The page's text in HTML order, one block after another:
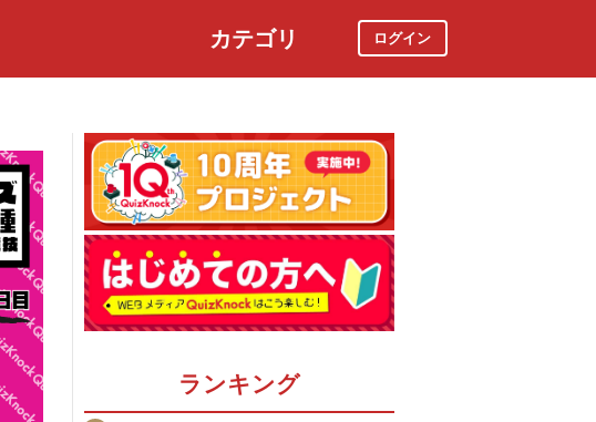
カテゴリ ログイン
ランキング